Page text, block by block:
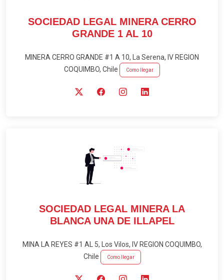
SOCIEDAD LEGAL MINERA CERRO
GRANDE 1 AL 10
MINERA CERRO GRANDE #1 A 10, La Serena, IV REGION
COQUIMBO, Chile
Como llegar
SOCIEDAD LEGAL MINERA LA
BLANCA UNA DE ILLAPEL
MINA LA REYES #1 AL 5, Los Vilos, IV REGION COQUIMBO,
Chile
Como llegar